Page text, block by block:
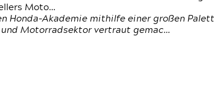
Moto…
Honda-Akademie mithilfe einer großen
Motorradsektor vertraut gemac…